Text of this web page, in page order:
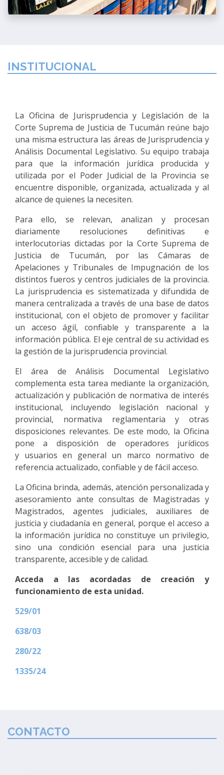
INSTITUCIONAL
La Oficina de Jurisprudencia y Legislación de la
Corte Suprema de Justicia de Tucumán reúne bajo
una misma estructura las áreas de Jurisprudencia y
Análisis Documental Legislativo. Su equipo trabaja
para que la información jurídica producida y
utilizada por el Poder Judicial de la Provincia se
encuentre disponible, organizada, actualizada y al
alcance de quienes la necesiten.
Para ello, se relevan, analizan y procesan
diariamente resoluciones definitivas e
interlocutorias dictadas por la Corte Suprema de
Justicia de Tucumán, por las Cámaras de
Apelaciones y Tribunales de Impugnación de los
distintos fueros y centros judiciales de la provincia.
La jurisprudencia es sistematizada y difundida de
manera centralizada a través de una base de datos
institucional, con el objeto de promover y facilitar
un acceso ágil, confiable y transparente a la
información pública. El eje central de su actividad es
la gestión de la jurisprudencia provincial.
El área de Análisis Documental Legislativo
complementa esta tarea mediante la organización,
actualización y publicación de normativa de interés
institucional, incluyendo legislación nacional y
provincial, normativa reglamentaria y otras
disposiciones relevantes. De este modo, la Oficina
pone a disposición de operadores jurídicos
y usuarios en general un marco normativo de
referencia actualizado, confiable y de fácil acceso.
La Oficina brinda, además, atención personalizada y
asesoramiento ante consultas de Magistradas y
Magistrados, agentes judiciales, auxiliares de
justicia y ciudadanía en general, porque el acceso a
la información jurídica no constituye un privilegio,
sino una condición esencial para una justicia
transparente, accesible y de calidad.
Acceda a las acordadas de creación y
funcionamiento de esta unidad.
529/01
638/03
280/22
1335/24
CONTACTO